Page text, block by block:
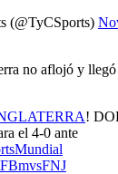
(@TyCSports)
no aflojó y
!
el 4-0 ante